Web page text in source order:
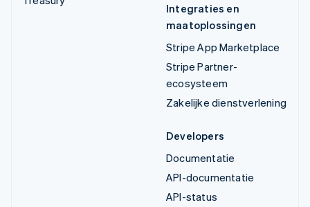
Integraties en
maatoplossingen
Stripe App Marketplace
Stripe Partner-
ecosysteem
Zakelijke dienstverlening
Developers
Documentatie
API-documentatie
API-status